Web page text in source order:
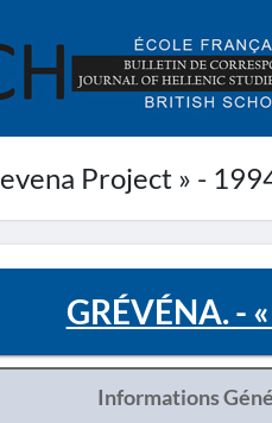
Project » -
GRÉVÉNA. -
Informations